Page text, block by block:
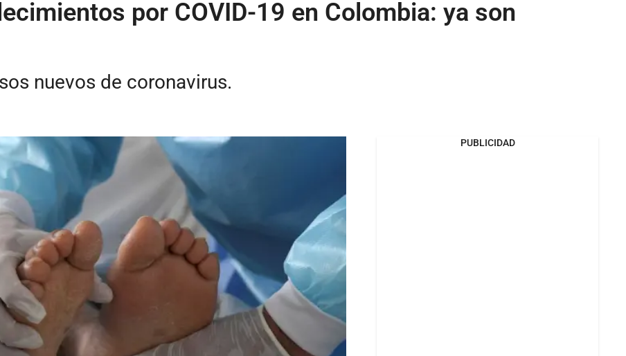
por COVID-19 en Colombia: ya son
nuevos de coronavirus.
PUBLICIDAD